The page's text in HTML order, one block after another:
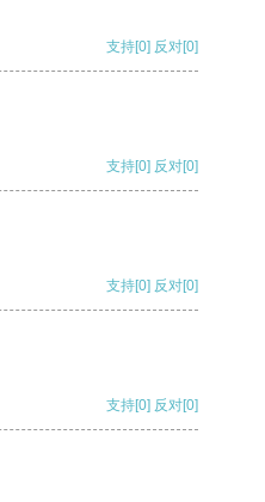
支持[0] 反对[0]
支持[0] 反对[0]
支持[0] 反对[0]
支持[0] 反对[0]